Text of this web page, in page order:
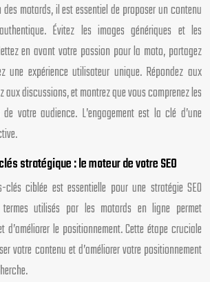
motards, il est essentiel de proposer un contenu
Évitez les images génériques et les
en avant votre passion pour la moto, partagez
une expérience utilisateur unique. Répondez aux
discussions, et montrez que vous comprenez les
votre audience. L’engagement est la clé d’une
stratégique : le moteur de votre SEO
ciblée est essentielle pour une stratégie SEO
utilisés par les motards en ligne permet
d’améliorer le positionnement. Cette étape cruciale
votre contenu et d’améliorer votre positionnement